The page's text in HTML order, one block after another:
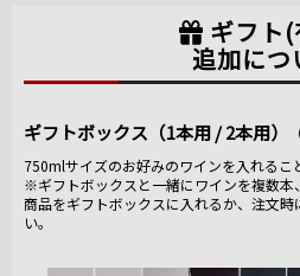
ギフト
追加につ
ギフトボックス（1本用 / 2本用）
750mlサイズのお好みのワインを入れるこ
※ギフトボックスと一緒にワインを複数本
商品をギフトボックスに入れるか、注文
い。